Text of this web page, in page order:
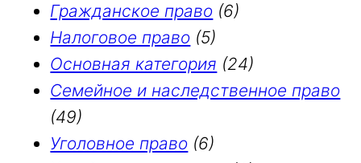
Гражданское право (6)
Налоговое право (5)
Основная категория (24)
Семейное и наследственное право
(49)
Уголовное право (6)